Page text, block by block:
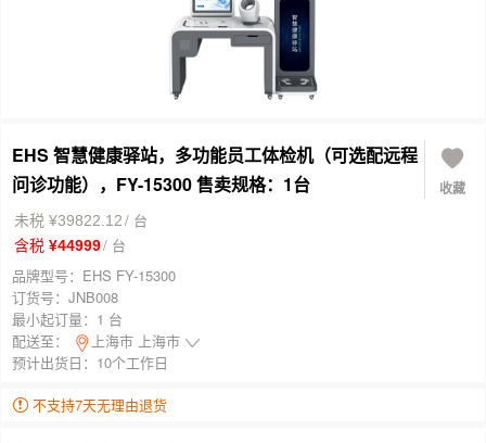
EHS 智慧健康驿站，多功能员工体检机（可选配远程
问诊功能），FY-15300 售卖规格：1台
收藏
未税 ¥39822.12/ 台
含税 ¥44999/ 台
品牌型号： EHS FY-15300
订货号： JNB008
最小起订量： 1 台
配送至：
上海市 上海市
预计出货日：10个工作日
不支持7天无理由退货